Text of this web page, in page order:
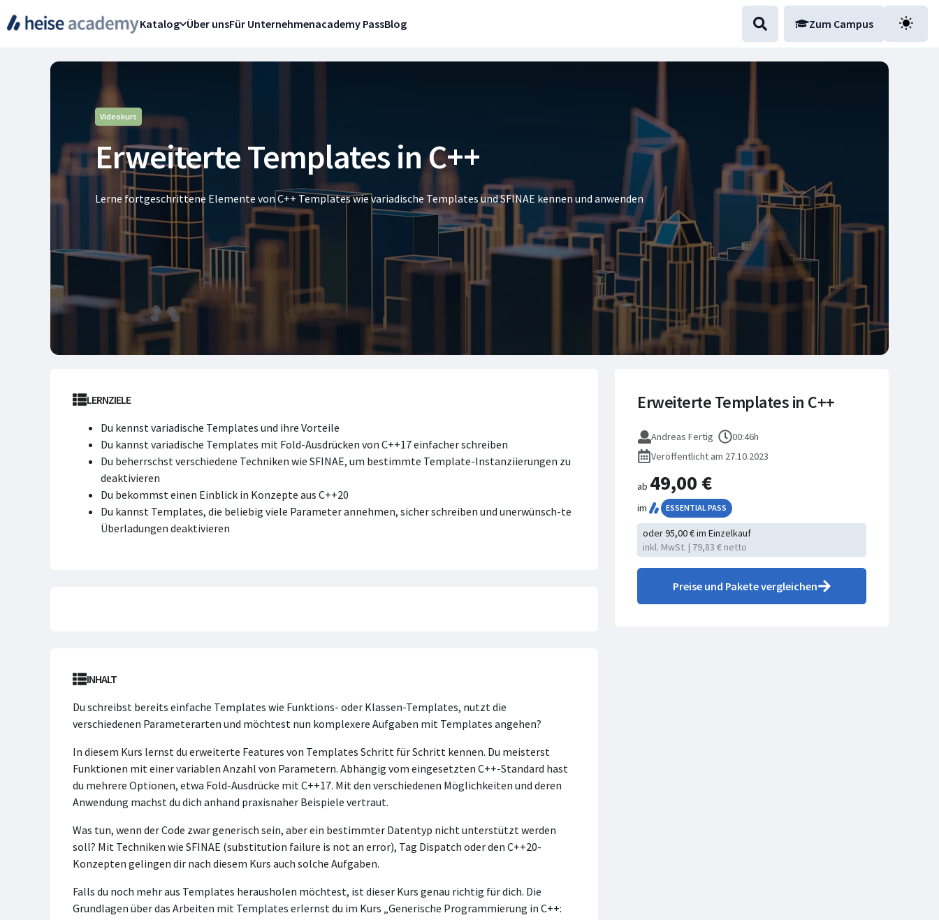
Katalog Über unsFür Unternehmenacademy PassBlog Zum Campus
Videokurs
Erweiterte Templates in C++
Lerne fortgeschrittene Elemente von C++ Templates wie variadische Templates und SFINAE kennen und anwenden
LERNZIELE
Du kennst variadische Templates und ihre Vorteile
Du kannst variadische Templates mit Fold-Ausdrücken von C++17 einfacher schreiben
Du beherrschst verschiedene Techniken wie SFINAE, um bestimmte Template-Instanziierungen zu
deaktivieren
Du bekommst einen Einblick in Konzepte aus C++20
Du kannst Templates, die beliebig viele Parameter annehmen, sicher schreiben und unerwünsch-te
Überladungen deaktivieren
INHALT
Du schreibst bereits einfache Templates wie Funktions- oder Klassen-Templates, nutzt die
verschiedenen Parameterarten und möchtest nun komplexere Aufgaben mit Templates angehen?
In diesem Kurs lernst du erweiterte Features von Templates Schritt für Schritt kennen. Du meisterst
Funktionen mit einer variablen Anzahl von Parametern. Abhängig vom eingesetzten C++-Standard hast
du mehrere Optionen, etwa Fold-Ausdrücke mit C++17. Mit den verschiedenen Möglichkeiten und deren
Anwendung machst du dich anhand praxisnaher Beispiele vertraut.
Was tun, wenn der Code zwar generisch sein, aber ein bestimmter Datentyp nicht unterstützt werden
soll? Mit Techniken wie SFINAE (substitution failure is not an error), Tag Dispatch oder den C++20-
Konzepten gelingen dir nach diesem Kurs auch solche Aufgaben.
Falls du noch mehr aus Templates herausholen möchtest, ist dieser Kurs genau richtig für dich. Die
Grundlagen über das Arbeiten mit Templates erlernst du im Kurs „Generische Programmierung in C++:
Erweiterte Templates in C++
Andreas Fertig
00:46h
Veröffentlicht am 27.10.2023
ab 49,00 €
im ESSENTIAL PASS
oder 95,00 € im Einzelkauf
inkl. MwSt. | 79,83 € netto
Preise und Pakete vergleichen